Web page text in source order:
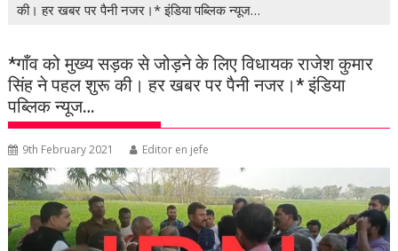
की। हर खबर पर पैनी नजर।* इंडिया पब्लिक न्यूज…
*गाँव को मुख्य सड़क से जोड़ने के लिए विधायक राजेश कुमार
सिंह ने पहल शुरू की। हर खबर पर पैनी नजर।* इंडिया
पब्लिक न्यूज…
9th February 2021 Editor en jefe